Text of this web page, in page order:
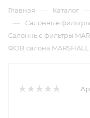
Главная — Каталог
— Салонные
Салонные фильтры
ФОВ салона MARSHALL